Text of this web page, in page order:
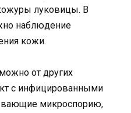
луковицы. В
наблюдение
кожи.
от других
с инфицированными
микроспорию,